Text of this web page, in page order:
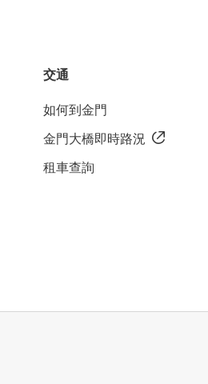
交通
如何到金門
金門大橋即時路況
租車查詢